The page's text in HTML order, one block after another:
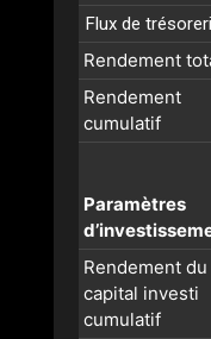
Flux de
Rendement
Rendement
cumulatif
Paramètres
Rendement du
capital investi
cumulatif